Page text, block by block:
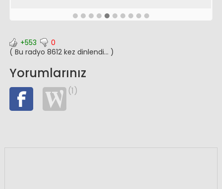
+553
0
( Bu radyo 8612 kez dinlendi... )
Yorumlarınız
(1)